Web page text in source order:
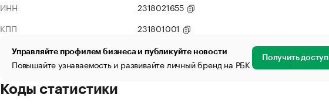
ИНН
2318021655
КПП
231801001
Управляйте профилем бизнеса и публикуйте новости
Повышайте узнаваемость и развивайте личный бренд на РБК Получить доступ
Коды статистики